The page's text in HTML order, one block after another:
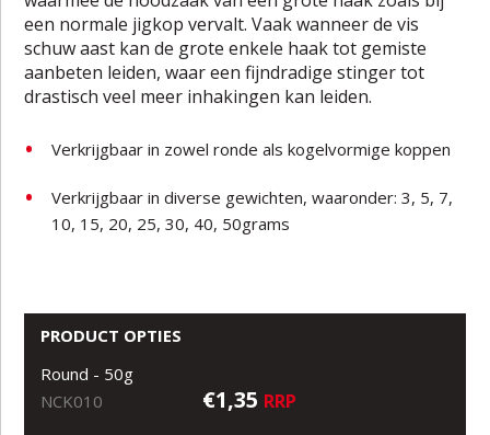
een normale jigkop vervalt. Vaak wanneer de vis
schuw aast kan de grote enkele haak tot gemiste
aanbeten leiden, waar een fijndradige stinger tot
drastisch veel meer inhakingen kan leiden.
Verkrijgbaar in zowel ronde als kogelvormige koppen
Verkrijgbaar in diverse gewichten, waaronder: 3, 5, 7,
10, 15, 20, 25, 30, 40, 50grams
PRODUCT OPTIES
Round - 50g
NCK010
€1,35 RRP